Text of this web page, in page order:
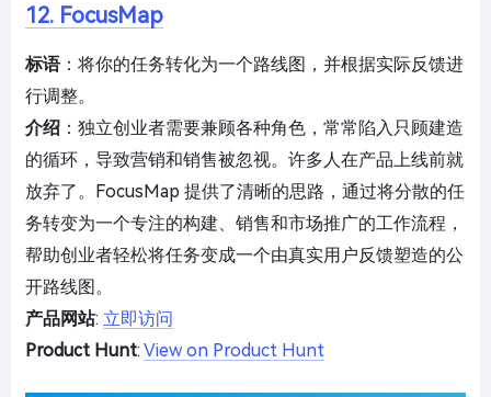
12. FocusMap
标语：将你的任务转化为一个路线图，并根据实际反馈进
行调整。
介绍 ：独立创业者需要兼顾各种角色，常常陷入只顾建造
的循环，导致营销和销售被忽视。许多人在产品上线前就
放弃了。FocusMap 提供了清晰的思路，通过将分散的任
务转变为一个专注的构建、销售和市场推广的工作流程，
帮助创业者轻松将任务变成一个由真实用户反馈塑造的公
开路线图。
产品网站: 立即访问
Product Hunt: View on Product Hunt